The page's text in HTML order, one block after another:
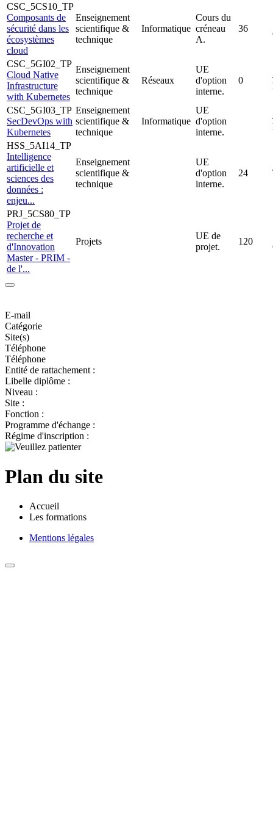
CSC_5CS10_TP
Composants de
sécurité dans les
écosystèmes
cloud
Enseignement
scientifique &
technique
Informatique
Cours du
créneau
A.
36
CSC_5GI02_TP
Cloud Native
Infrastructure
with Kubernetes
Enseignement
scientifique &
technique
Réseaux
UE
d'option
interne.
0
CSC_5GI03_TP
SecDevOps with
Kubernetes
Enseignement
scientifique &
technique
Informatique
UE
d'option
interne.
HSS_5AI14_TP
Intelligence
artificielle et
sciences des
données :
enjeu...
Enseignement
scientifique &
technique
UE
d'option
interne.
24
PRJ_5CS80_TP
Projet de
recherche et
d'Innovation
Master - PRIM -
de l'...
Projets
UE de
projet.
120
E-mail
Catégorie
Site(s)
Téléphone
Téléphone
Entité de rattachement :
Libelle diplôme :
Niveau :
Site :
Fonction :
Programme d'échange :
Régime d'inscription :
Plan du site
Accueil
Les formations
Mentions légales